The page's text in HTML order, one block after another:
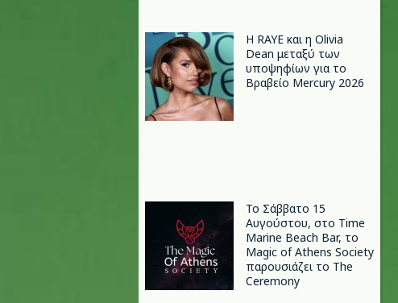
Η RAYE και η Olivia
Dean μεταξύ των
υποψηφίων για το
Βραβείο Mercury 2026
Το Σάββατο 15
Αυγούστου, στο Time
Marine Beach Bar, το
Magic of Athens Society
παρουσιάζει το The
Ceremony